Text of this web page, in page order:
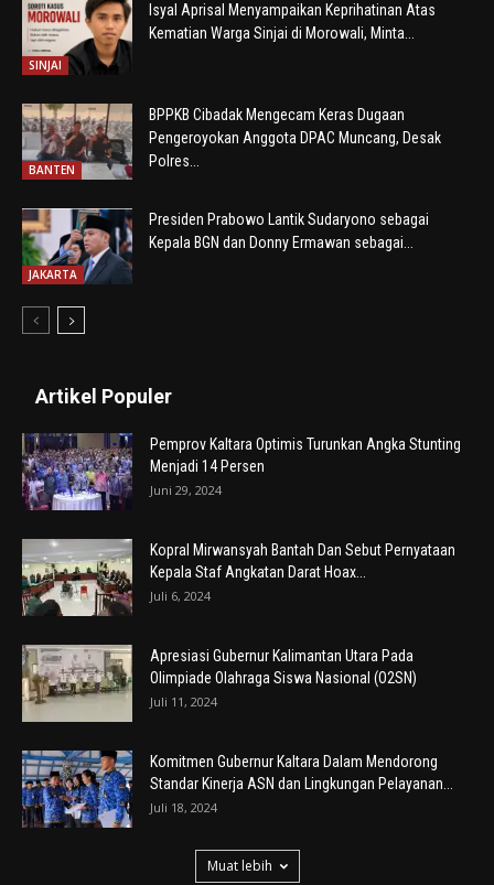
SINJAI
Isyal Aprisal Menyampaikan Keprihatinan Atas
Kematian Warga Sinjai di Morowali, Minta...
BANTEN
BPPKB Cibadak Mengecam Keras Dugaan
Pengeroyokan Anggota DPAC Muncang, Desak
Polres...
JAKARTA
Presiden Prabowo Lantik Sudaryono sebagai
Kepala BGN dan Donny Ermawan sebagai...
Artikel Populer
Pemprov Kaltara Optimis Turunkan Angka Stunting
Menjadi 14 Persen
Juni 29, 2024
Kopral Mirwansyah Bantah Dan Sebut Pernyataan
Kepala Staf Angkatan Darat Hoax...
Juli 6, 2024
Apresiasi Gubernur Kalimantan Utara Pada
Olimpiade Olahraga Siswa Nasional (O2SN)
Juli 11, 2024
Komitmen Gubernur Kaltara Dalam Mendorong
Standar Kinerja ASN dan Lingkungan Pelayanan...
Juli 18, 2024
Muat lebih